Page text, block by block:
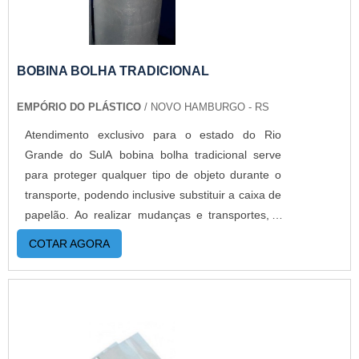
BOBINA BOLHA TRADICIONAL
EMPÓRIO DO PLÁSTICO / NOVO HAMBURGO - RS
Atendimento exclusivo para o estado do Rio
Grande do SulA bobina bolha tradicional serve
para proteger qualquer tipo de objeto durante o
transporte, podendo inclusive substituir a caixa de
papelão. Ao realizar mudanças e transportes, o
uso desse produto é essencial para que nada
quebre ou estrague no meio do caminho e para
facilitar o trabalho. MAIS INFORMAÇÕES
para proteger objetos contra quebra e arranhões,
sendo uma alternativa econômica, ideal para o
COTAR AGORA